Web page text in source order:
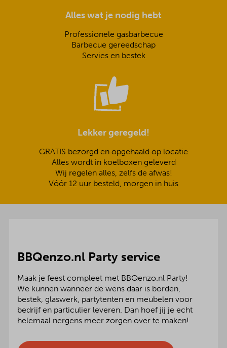
Alles wat je nodig hebt
Professionele gasbarbecue
Barbecue gereedschap
Servies en bestek
Lekker geregeld!
GRATIS bezorgd en opgehaald op locatie
Alles wordt in koelboxen geleverd
Wij regelen alles, zelfs de afwas!
Vóór 12 uur besteld, morgen in huis
BBQenzo.nl Party service
Maak je feest compleet met BBQenzo.nl Party!
We kunnen wanneer de wens daar is borden,
bestek, glaswerk, partytenten en meubelen voor
bedrijf en particulier leveren. Dan hoef jij je echt
helemaal nergens meer zorgen over te maken!